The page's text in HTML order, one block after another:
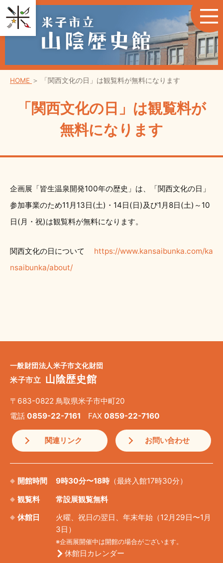
HOME ＞ 「関西文化の日」は観覧料が無料になります
「関西文化の日」は観覧料が
無料になります
企画展「皆生温泉開発100年の歴史」は、「関西文化の日」
参加事業のため11月13日(土)・14日(日)及び1月8日(土)～10
日(月・祝)は観覧料が無料になります。
関西文化の日について https://www.kansaibunka.com/ka
nsaibunka/about/
一般財団法人米子市文化財団
米子市立 山陰歴史館
〒683-0822 鳥取県米子市中町20
電話 0859-22-7161 FAX 0859-22-7160
関連リンク お問い合わせ
開館時間 9時30分〜18時（最終入館17時30分）
観覧料
常設展観覧無料
休館日
火曜、祝日の翌日、年末年始（12月29日〜1月
3日）
※企画展開催中は開館の場合がございます。
休館日カレンダー